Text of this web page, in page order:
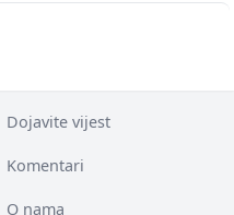
Dojavite vijest
Komentari
O nama